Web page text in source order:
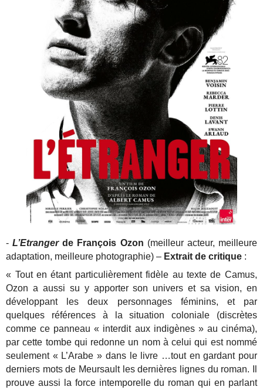
-L’Etrangerde François Ozon (meilleur acteur, meilleure
adaptation, meilleure photographie) – Extrait de critique :
« Tout en étant particulièrement fidèle au texte de Camus,
Ozon a aussi su y apporter son univers et sa vision, en
développant les deux personnages féminins, et par
quelques références à la situation coloniale (discrètes
comme ce panneau « interdit aux indigènes » au cinéma),
par cette tombe qui redonne un nom à celui qui est nommé
seulement « L’Arabe » dans le livre …tout en gardant pour
derniers mots de Meursault les dernières lignes du roman. Il
prouve aussi la force intemporelle du roman qui en parlant